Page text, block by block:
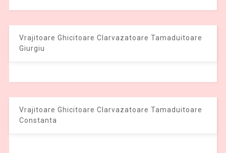
Vrajitoare Ghicitoare Clarvazatoare Tamaduitoare
Giurgiu
Vrajitoare Ghicitoare Clarvazatoare Tamaduitoare
Constanta